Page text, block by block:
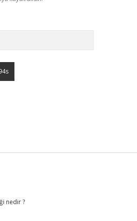
nedir ?